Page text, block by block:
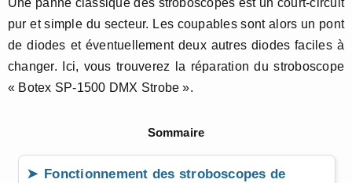
Une panne classique des stroboscopes est un court-circuit
pur et simple du secteur. Les coupables sont alors un pont
de diodes et éventuellement deux autres diodes faciles à
changer. Ici, vous trouverez la réparation du stroboscope
« Botex SP-1500 DMX Strobe ».
Sommaire
Fonctionnement des stroboscopes de